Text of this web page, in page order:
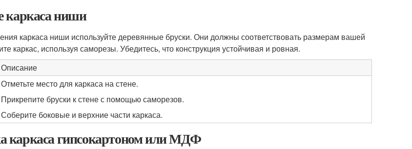
каркаса ниши
каркаса ниши используйте деревянные бруски. Они должны соответствовать размерам вашей
каркас, используя саморезы. Убедитесь, что конструкция устойчивая и ровная.
Описание
Отметьте место для каркаса на стене.
Прикрепите бруски к стене с помощью саморезов.
Соберите боковые и верхние части каркаса.
каркаса гипсокартоном или МДФ